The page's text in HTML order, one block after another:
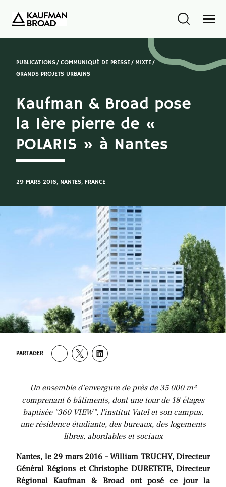
PUBLICATIONS COMMUNIQUÉ DE PRESSE
MIXTE
GRANDS PROJETS URBAINS
Kaufman & Broad pose
la 1ère pierre de «
POLARIS » à Nantes
29 MARS 2016, NANTES, FRANCE
PARTAGER
Un ensemble d’envergure de près de 35 000 m²
comprenant 6 bâtiments, dont une tour de 18 étages
baptisée "360 VIEW", l’institut Vatel et son campus,
une résidence étudiante, des bureaux, des logements
libres, abordables et sociaux
Nantes, le 29 mars 2016 – William TRUCHY, Directeur
Général Régions et Christophe DURETETE, Directeur
Régional Kaufman & Broad ont posé ce jour la